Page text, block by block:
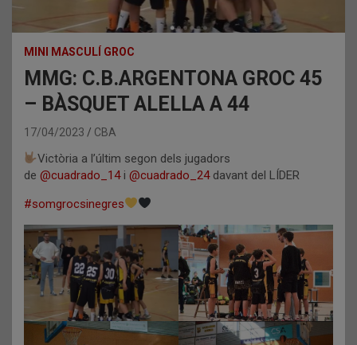
MINI MASCULÍ GROC
MMG: C.B.ARGENTONA GROC 45
– BÀSQUET ALELLA A 44
17/04/2023 CBA
Victòria a l’últim segon dels jugadors
de @cuadrado_14i @cuadrado_24davant del LÍDER
#somgrocsinegres